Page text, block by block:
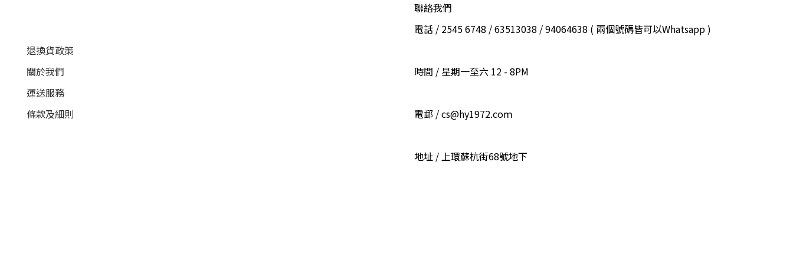
退換貨政策
關於我們
運送服務
條款及細則
聯絡我們
電話 / 2545 6748 / 63513038 / 94064638 ( 兩個號碼皆可以Whatsapp )
時間 / 星期一至六 12 - 8PM
電郵 / cs@hy1972.coｍ
地址 / 上環蘇杭街68號地下